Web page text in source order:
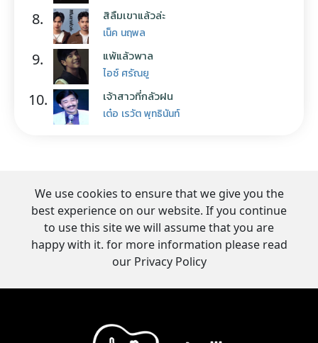
8. สิลืมเขาแล้วล่ะ
เน็ค นฤพล
9. แพ้แล้วพาล
ไอซ์ ศรัณยู
10. เจ้าสาวที่กลัวฝน
เต๋อ เรวัต พุทธินันท์
We use cookies to ensure that we give you the
best experience on our website. If you continue
to use this site we will assume that you are
happy with it. for more information please read
our Privacy Policy